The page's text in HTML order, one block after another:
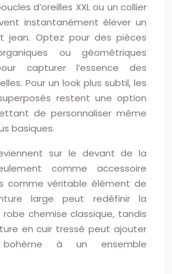
d’oreilles XXL ou un collier
instantanément élever un
jean. Optez pour des pièces
ou géométriques
capturer l’essence des
Pour un look plus subtil, les
restent une option
de personnaliser même
basiques.
sur le devant de la
comme accessoire
comme véritable élément de
large peut redéfinir la
robe chemise classique, tandis
en cuir tressé peut ajouter
à un ensemble